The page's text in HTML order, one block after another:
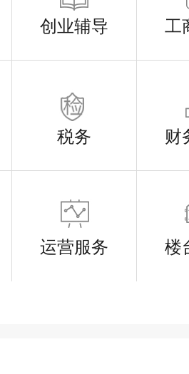
创业辅导 工
税务 财
运营服务 楼